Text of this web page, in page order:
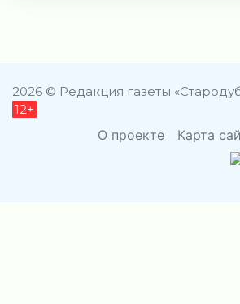
2026 © Редакция газеты
12+
О проекте Карта